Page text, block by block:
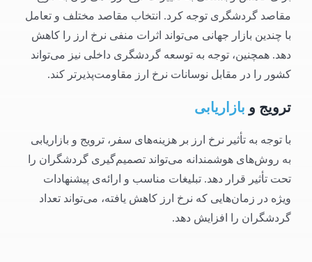
مقاصد گردشگری توجه کرد. انتخاب مقاصد مختلف و تعامل
با چندین بازار جهانی می‌تواند اثرات منفی نرخ ارز را کاهش
دهد. همچنین، توجه به توسعه گردشگری داخلی نیز می‌تواند
کشور را در مقابل نوسانات نرخ ارز مقاومت‌پذیرتر کند.
ترویج و بازاریابی
با توجه به تأثیر نرخ ارز بر هزینه‌های سفر، ترویج و بازاریابی
به روش‌های هوشمندانه می‌تواند تصمیم‌گیری گردشگران را
تحت تأثیر قرار دهد. تبلیغات مناسب و ارائه‌ی پیشنهادات
ویژه در زمان‌هایی که نرخ ارز کاهش یافته، می‌تواند تعداد
گردشگران را افزایش دهد.